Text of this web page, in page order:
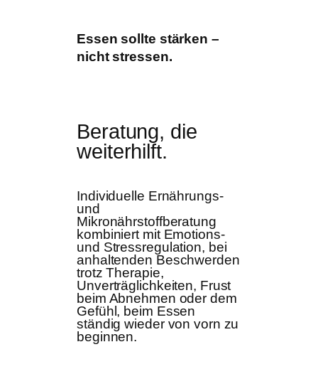
Essen sollte stärken –
nicht stressen.
Beratung, die
weiterhilft.
Individuelle Ernährungs-
und
Mikronährstoffberatung
kombiniert mit Emotions-
und Stressregulation, bei
anhaltenden Beschwerden
trotz Therapie,
Unverträglichkeiten, Frust
beim Abnehmen oder dem
Gefühl, beim Essen
ständig wieder von vorn zu
beginnen.